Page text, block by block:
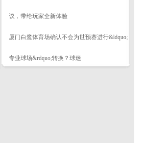
议，带给玩家全新体验
厦门白鹭体育场确认不会为世预赛进行&ldquo;
专业球场&rdquo;转换？球迷